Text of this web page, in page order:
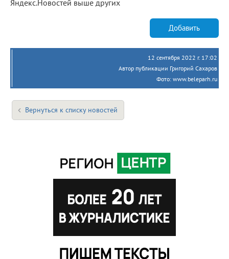
Яндекс.Новостей выше других
Добавить
12 сентября 2022 г. 17:02
Автор публикации Григорий Сахаров
Фото: www.beleparh.ru
Вернуться к списку новостей